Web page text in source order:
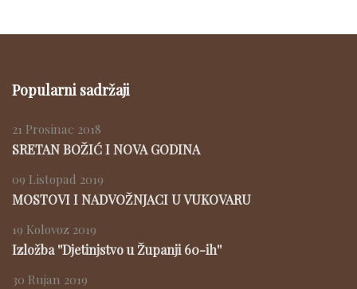
Popularni sadržaji
21 Prosinac 2018
SRETAN BOŽIĆ I NOVA GODINA
09 Listopad 2019
MOSTOVI I NADVOŽNJACI U VUKOVARU
19 Kolovoz 2019
Izložba ''Djetinjstvo u Županji 60-ih''
30 Rujan 2019